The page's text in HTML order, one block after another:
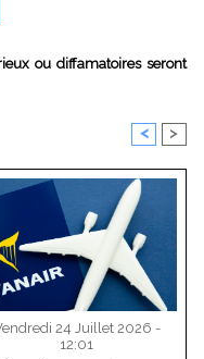
ou diffamatoires seront
< >
24 Juillet 2026 -
12:01